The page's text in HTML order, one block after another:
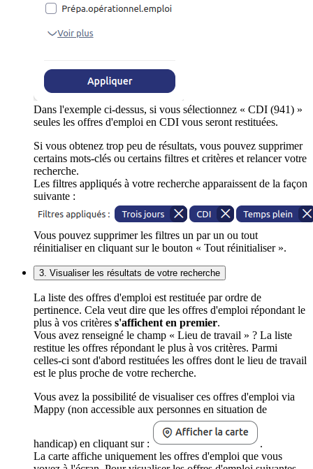
Dans l'exemple ci-dessus, si vous sélectionnez « CDI (941) »
seules les offres d'emploi en CDI vous seront restituées.
Si vous obtenez trop peu de résultats, vous pouvez supprimer
certains mots-clés ou certains filtres et critères et relancer votre
recherche.
Les filtres appliqués à votre recherche apparaissent de la façon
suivante :
Vous pouvez supprimer les filtres un par un ou tout
réinitialiser en cliquant sur le bouton « Tout réinitialiser ».
3. Visualiser les résultats de votre recherche
La liste des offres d'emploi est restituée par ordre de
pertinence. Cela veut dire que les offres d'emploi répondant le
plus à vos critères s'affichent en premier.
Vous avez renseigné le champ « Lieu de travail » ? La liste
restitue les offres répondant le plus à vos critères. Parmi
celles-ci sont d'abord restituées les offres dont le lieu de travail
est le plus proche de votre recherche.
Vous avez la possibilité de visualiser ces offres d'emploi via
Mappy (non accessible aux personnes en situation de
handicap) en cliquant sur :
.
La carte affiche uniquement les offres d'emploi que vous